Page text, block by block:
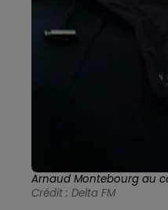
Arnaud Montebourg au
Crédit : Delta FM